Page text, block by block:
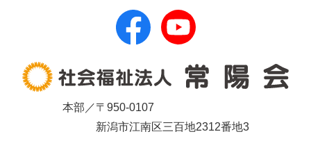
本部／〒950-0107
新潟市江南区三百地2312番地3